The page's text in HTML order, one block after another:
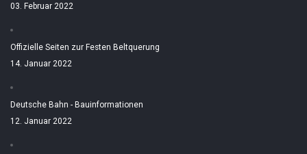
03. Februar 2022
Offizielle Seiten zur Festen Beltquerung
14. Januar 2022
Deutsche Bahn - Bauinformationen
12. Januar 2022